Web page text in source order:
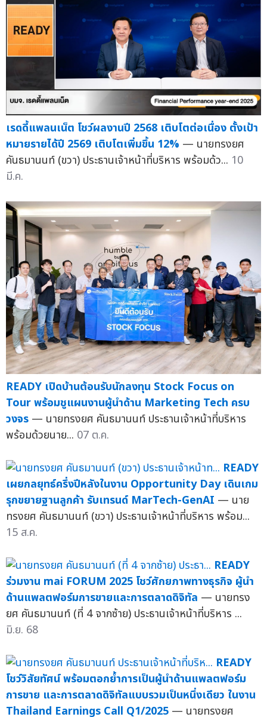
เรดดี้แพลนเน็ต โชว์ผลงานปี 2568 เติบโตต่อเนื่อง ตั้งเป้า
หมายรายได้ปี 2569 เติบโตเพิ่มขึ้น 12% — นายทรงยศ
คันธมานนท์ (ขวา) ประธานเจ้าหน้าที่บริหาร พร้อมด้ว... 10
มี.ค.
READY เปิดบ้านต้อนรับนักลงทุน Stock Focus on
Tour พร้อมชูแผนงานผู้นำด้าน Marketing Tech ครบ
วงจร — นายทรงยศ คันธมานนท์ ประธานเจ้าหน้าที่บริหาร
พร้อมด้วยนาย... 07 ต.ค.
READY
เผยกลยุทธ์ครึ่งปีหลังในงาน Opportunity Day เดินเกม
รุกขยายฐานลูกค้า รับเทรนด์ MarTech-GenAI — นาย
ทรงยศ คันธมานนท์ (ขวา) ประธานเจ้าหน้าที่บริหาร พร้อม...
15 ส.ค.
READY
ร่วมงาน mai FORUM 2025 โชว์ศักยภาพทางธุรกิจ ผู้นำ
ด้านแพลตฟอร์มการขายและการตลาดดิจิทัล — นายทรง
ยศ คันธมานนท์ (ที่ 4 จากซ้าย) ประธานเจ้าหน้าที่บริหาร ...
มิ.ย. 68
READY
โชว์วิสัยทัศน์ พร้อมตอกย้ำการเป็นผู้นำด้านแพลตฟอร์ม
การขาย และการตลาดดิจิทัลแบบรวมเป็นหนึ่งเดียว ในงาน
Thailand Earnings Call Q1/2025 — นายทรงยศ